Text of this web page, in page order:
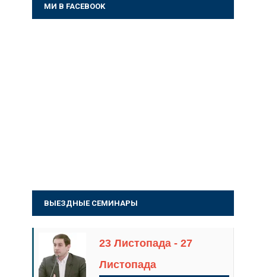
МИ В FACEBOOK
ВЫЕЗДНЫЕ СЕМИНАРЫ
23 Листопада - 27
Листопада